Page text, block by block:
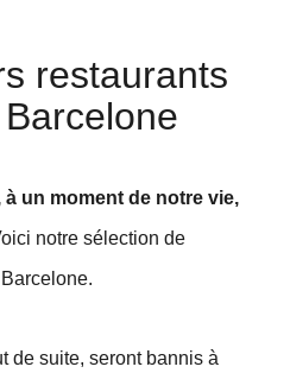
restaurants
à un moment de notre vie,
notre sélection de
de suite, seront bannis à